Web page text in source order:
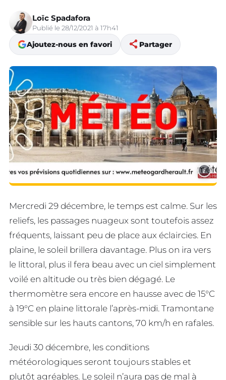
Loïc Spadafora
Publié le 28/12/2021 à 17h41
Ajoutez-nous en favori share Partager
i
Mercredi 29 décembre, le temps est calme. Sur les
reliefs, les passages nuageux sont toutefois assez
fréquents, laissant peu de place aux éclaircies. En
plaine, le soleil brillera davantage. Plus on ira vers
le littoral, plus il fera beau avec un ciel simplement
voilé en altitude ou très bien dégagé. Le
thermomètre sera encore en hausse avec de 15°C
à 19°C en plaine littorale l’après-midi. Tramontane
sensible sur les hauts cantons, 70 km/h en rafales.
Jeudi 30 décembre, les conditions
météorologiques seront toujours stables et
plutôt agréables. Le soleil n’aura pas de mal à